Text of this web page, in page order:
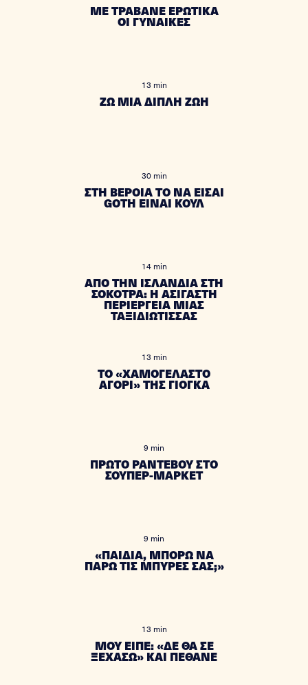
ΜΕ ΤΡΑΒΑΝΕ ΕΡΩΤΙΚΑ
ΟΙ ΓΥΝΑΙΚΕΣ
13 min
ΖΩ ΜΙΑ ΔΙΠΛΗ ΖΩΗ
30 min
ΣΤΗ ΒΕΡΟΙΑ ΤΟ ΝΑ ΕΙΣΑΙ
GOTH ΕΙΝΑΙ ΚΟΥΛ
14 min
ΑΠΟ ΤΗΝ ΙΣΛΑΝΔΙΑ ΣΤΗ
ΣΟΚΟΤΡΑ: Η ΑΣΙΓΑΣΤΗ
ΠΕΡΙΕΡΓΕΙΑ ΜΙΑΣ
ΤΑΞΙΔΙΩΤΙΣΣΑΣ
13 min
TO «ΧΑΜΟΓΕΛΑΣΤΟ
ΑΓΟΡΙ» ΤΗΣ ΓΙΟΓΚΑ
9 min
ΠΡΩΤΟ ΡΑΝΤΕΒΟΥ ΣΤΟ
ΣΟΥΠΕΡ-ΜΑΡΚΕΤ
9 min
«ΠΑΙΔΙΑ, ΜΠΟΡΩ ΝΑ
ΠΑΡΩ ΤΙΣ ΜΠΥΡΕΣ ΣΑΣ;»
13 min
ΜΟΥ ΕΙΠΕ: «ΔΕ ΘΑ ΣΕ
ΞΕΧΑΣΩ» ΚΑΙ ΠΕΘΑΝΕ